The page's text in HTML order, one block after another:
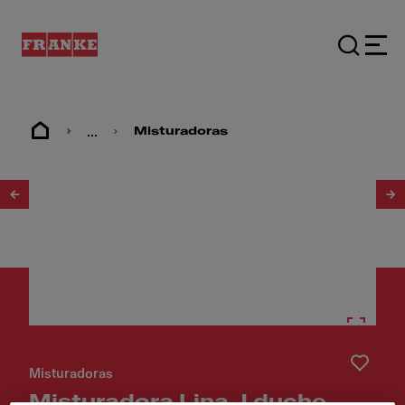
... Misturadoras
Misturadoras